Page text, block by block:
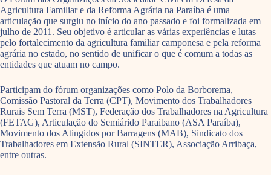
Agricultura Familiar e da Reforma Agrária na Paraíba é uma
articulação que surgiu no início do ano passado e foi formalizada em
julho de 2011. Seu objetivo é articular as várias experiências e lutas
pelo fortalecimento da agricultura familiar camponesa e pela reforma
agrária no estado, no sentido de unificar o que é comum a todas as
entidades que atuam no campo.
Participam do fórum organizações como Polo da Borborema,
Comissão Pastoral da Terra (CPT), Movimento dos Trabalhadores
Rurais Sem Terra (MST), Federação dos Trabalhadores na Agricultura
(FETAG), Articulação do Semiárido Paraibano (ASA Paraíba),
Movimento dos Atingidos por Barragens (MAB), Sindicato dos
Trabalhadores em Extensão Rural (SINTER), Associação Arribaça,
entre outras.